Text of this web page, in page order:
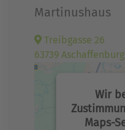
Martinushaus
Treibgasse 26
63739 Aschaffenburg
Wir
Maps-